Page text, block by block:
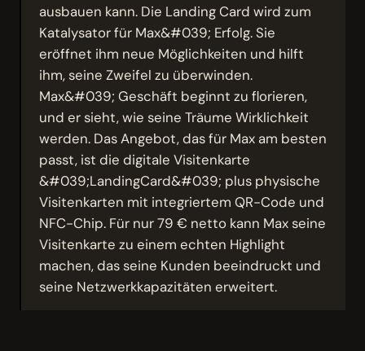
ausbauen kann. Die Landing Card wird zum
Katalysator für Max&#039; Erfolg. Sie
eröffnet ihm neue Möglichkeiten und hilft
ihm, seine Zweifel zu überwinden.
Max&#039; Geschäft beginnt zu florieren,
und er sieht, wie seine Träume Wirklichkeit
werden. Das Angebot, das für Max am besten
passt, ist die digitale Visitenkarte
&#039;LandingCard&#039; plus physische
Visitenkarten mit integriertem QR-Code und
NFC-Chip. Für nur 79 € netto kann Max seine
Visitenkarte zu einem echten Highlight
machen, das seine Kunden beeindruckt und
seine Netzwerkkapazitäten erweitert.